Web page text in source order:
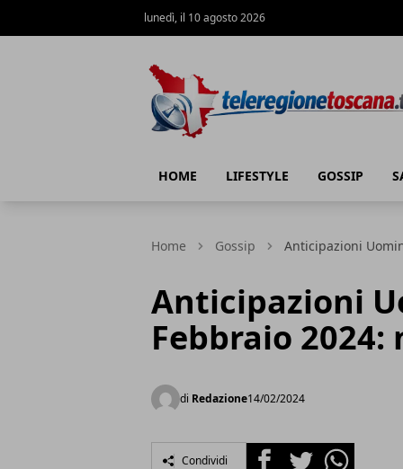
lunedì, il 10 agosto 2026
HOME LIFESTYLE GOSSIP
Home Gossip Anticipazioni
Anticipazioni
Febbraio
di Redazione14/02/2024
Condividi FacebookTwitterWhatsapp